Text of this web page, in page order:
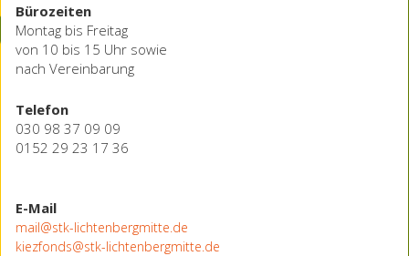
Bürozeiten
Montag bis Freitag
von 10 bis 15 Uhr sowie
nach Vereinbarung
Telefon
030 98 37 09 09
0152 29 23 17 36
E-Mail
mail@stk-lichtenbergmitte.de
kiezfonds@stk-lichtenbergmitte.de